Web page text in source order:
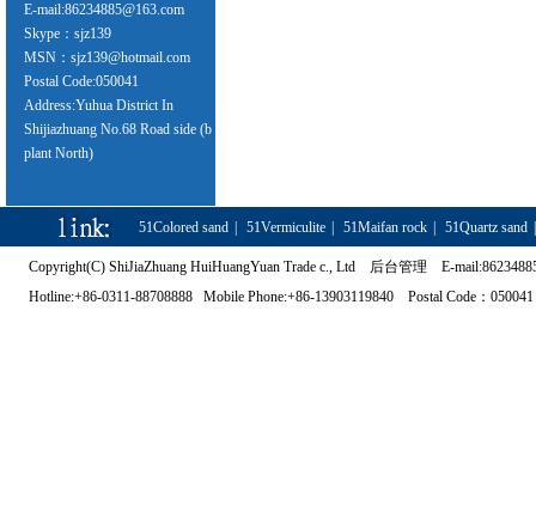
E-mail:86234885@163.com
Skype：sjz139
MSN：sjz139@hotmail.com
Postal Code:050041
Address:Yuhua District In
Shijiazhuang No.68 Road side (b
plant North)
51Colored sand 51Vermiculite 51Maifan rock 51Quartz sand
Copyright(C) ShiJiaZhuang HuiHuangYuan Trade c., Ltd 后台管理 E-
Hotline:+86-0311-88708888 Mobile Phone:+86-13903119840 Postal Code：050041